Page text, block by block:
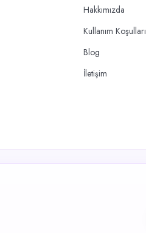
Hakkımızda
Kullanım Koşulları
Blog
İletişim